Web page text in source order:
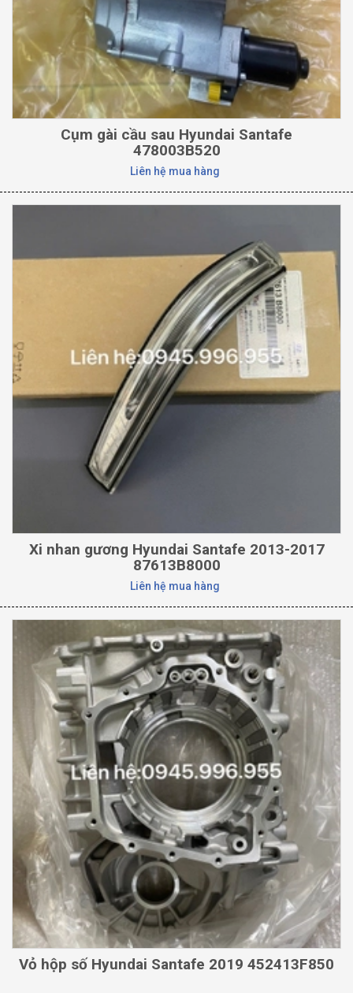
Cụm gài cầu sau Hyundai Santafe
478003B520
Liên hệ mua hàng
Xi nhan gương Hyundai Santafe 2013-2017
87613B8000
Liên hệ mua hàng
Vỏ hộp số Hyundai Santafe 2019 452413F850